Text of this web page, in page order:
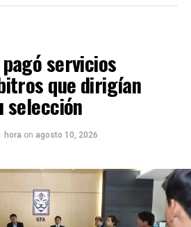
servicios
que dirigían
selección
hora on agosto 10, 2026